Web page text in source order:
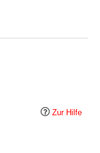
Zur Hilfe